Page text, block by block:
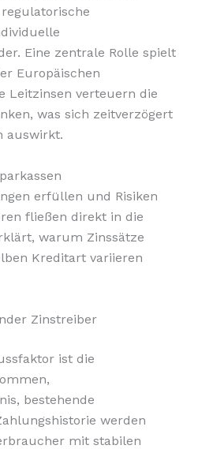
Eine zentrale Rolle spielt
Europäischen
Leitzinsen verteuern die
was sich zeitverzögert
auswirkt.
erfüllen und Risiken
fließen direkt in die
warum Zinssätze
Kreditart variieren
Zinstreiber
ist die
bestehende
werden
mit stabilen